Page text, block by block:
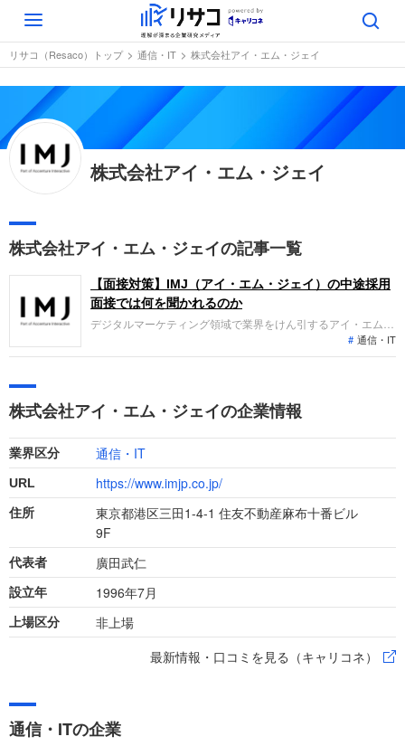
Toggle
navigation
リサコ（Resaco）トップ 通信・IT 株式会社アイ・エム・ジェイ
株式会社アイ・エム・ジェイ
株式会社アイ・エム・ジェイの記事一覧
【面接対策】IMJ（アイ・エム・ジェイ）の中途採用
面接では何を聞かれるのか
デジタルマーケティング領域で業界をけん引するアイ・エム・
ジェイ（IMJ）への転職。採用面接は新卒の場合と違い、仕事
への取り組み方やこれまでの成果を具体的に問われるほか、
ましょう。
通信・IT
株式会社アイ・エム・ジェイの企業情報
業界区分 通信・IT
URL https://www.imjp.co.jp/
住所
東京都港区三田1-4-1 住友不動産麻布十番ビル
9F
代表者 廣田武仁
設立年 1996年7月
上場区分
非上場
最新情報・口コミを見る（キャリコネ）
通信・ITの企業